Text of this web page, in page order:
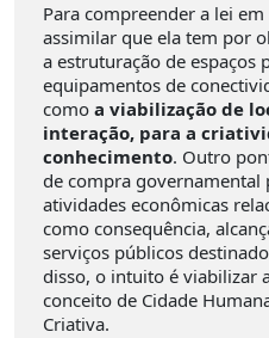
Para compreender a lei
assimilar que ela tem por
a estruturação de espaços
equipamentos de
como a viabilização de
interação, para a
conhecimento. Outro
de compra governamental
atividades econômicas
como consequência,
serviços públicos
disso, o intuito é viabilizar
conceito de Cidade
Criativa.